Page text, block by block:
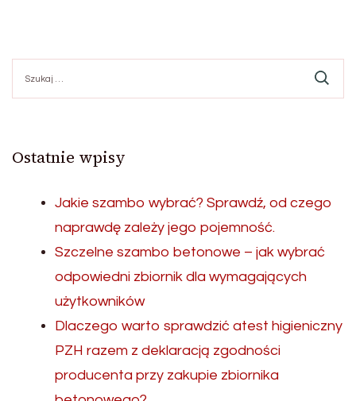
Ostatnie wpisy
Jakie szambo wybrać? Sprawdź, od czego
naprawdę zależy jego pojemność.
Szczelne szambo betonowe – jak wybrać
odpowiedni zbiornik dla wymagających
użytkowników
Dlaczego warto sprawdzić atest higieniczny
PZH razem z deklaracją zgodności
producenta przy zakupie zbiornika